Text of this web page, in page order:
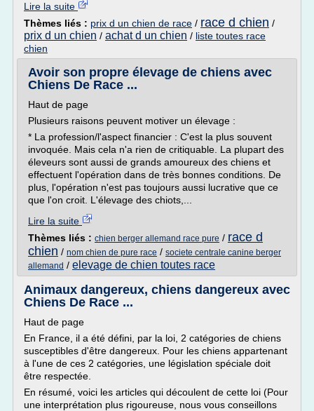
Lire la suite
Thèmes liés : prix d un chien de race / race d chien /
prix d un chien / achat d un chien / liste toutes race
chien
Avoir son propre élevage de chiens avec
Chiens De Race ...
Haut de page
Plusieurs raisons peuvent motiver un élevage :
* La profession/l'aspect financier : C'est la plus souvent
invoquée. Mais cela n'a rien de critiquable. La plupart des
éleveurs sont aussi de grands amoureux des chiens et
effectuent l'opération dans de très bonnes conditions. De
plus, l'opération n'est pas toujours aussi lucrative que ce
que l'on croit. L'élevage des chiots,...
Lire la suite
Thèmes liés : chien berger allemand race pure / race d
chien / nom chien de pure race / societe centrale canine berger
allemand / elevage de chien toutes race
Animaux dangereux, chiens dangereux avec
Chiens De Race ...
Haut de page
En France, il a été défini, par la loi, 2 catégories de chiens
susceptibles d'être dangereux. Pour les chiens appartenant
à l'une de ces 2 catégories, une législation spéciale doit
être respectée.
En résumé, voici les articles qui découlent de cette loi (Pour
une interprétation plus rigoureuse, nous vous conseillons